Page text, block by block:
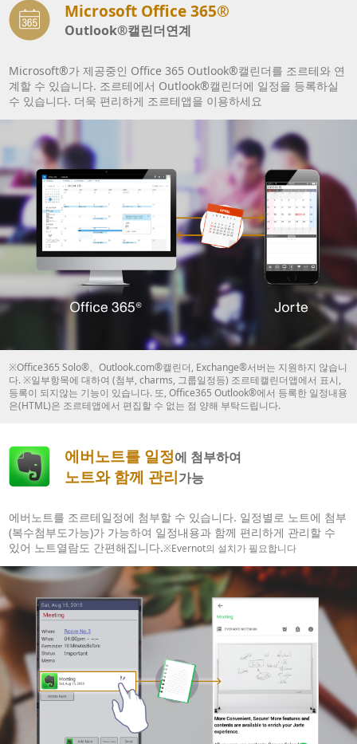
Microsoft Office 365®
Outlook®캘린더연계
Microsoft®가 제공중인 Office 365 Outlook®캘린더를 조르테와 연
계할 수 있습니다. 조르테에서 Outlook®캘린더에 일정을 등록하실
수 있습니다. 더욱 편리하게 조르테앱을 이용하세요
※Office365 Solo®、Outlook.com®캘린더, Exchange®서버는 지원하지 않습니
다. ※일부항목에 대하여 (첨부, charms, 그룹일정등) 조르테캘린더앱에서 표시,
등록이 되지않는 기능이 있습니다. 또, Office365 Outlook®에서 등록한 일정내용
은(HTML)은 조르테앱에서 편집할 수 없는 점 양해 부탁드립니다.
에버노트를 일정에 첨부하여
노트와 함께 관리가능
에버노트를 조르테일정에 첨부할 수 있습니다. 일정별로 노트에 첨부
(복수첨부도가능)가 가능하여 일정내용과 함께 편리하게 관리할 수
있어 노트열람도 간편해집니다.※Evernot의 설치가 필요합니다